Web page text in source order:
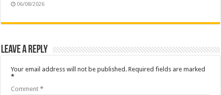
06/08/2026
Leave a Reply
Your email address will not be published. Required fields are marked
*
Comment*